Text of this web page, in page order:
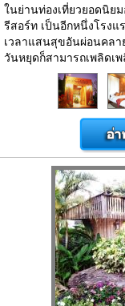
ในย่านท่องเที่ยวยอดนิย
รีสอร์ท เป็นอีกหนึ่งโรง
เวลาแสนสุขอันผ่อนคลา
วันหยุดก็สามารถเพลิดเ